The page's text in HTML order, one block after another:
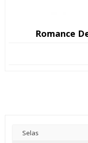
Romance
Selas